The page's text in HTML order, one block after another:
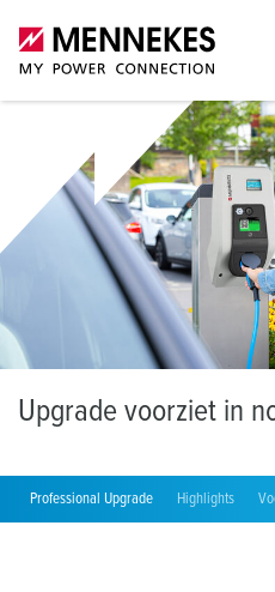
Upgrade voorziet in
Professional Upgrade Highlights